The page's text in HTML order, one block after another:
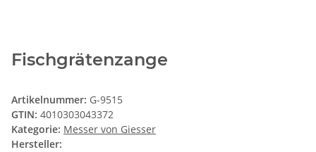
Fischgrätenzange
Artikelnummer: G-9515
GTIN: 4010303043372
Kategorie: Messer von Giesser
Hersteller: